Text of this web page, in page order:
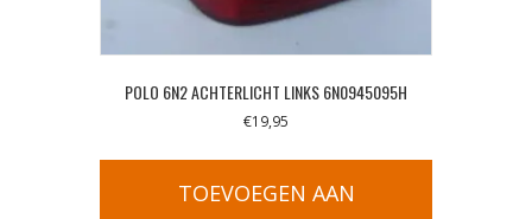
POLO 6N2 ACHTERLICHT LINKS 6N0945095H
€19,95
TOEVOEGEN AAN